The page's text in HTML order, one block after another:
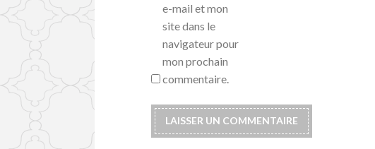
e-mail et mon
site dans le
navigateur pour
mon prochain
commentaire.